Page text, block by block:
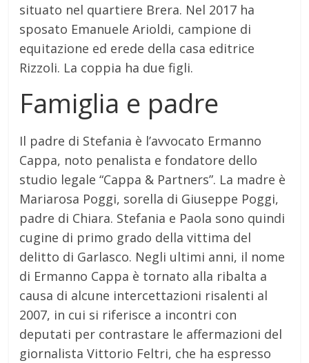
situato nel quartiere Brera. Nel 2017 ha
sposato Emanuele Arioldi, campione di
equitazione ed erede della casa editrice
Rizzoli. La coppia ha due figli.
Famiglia e padre
Il padre di Stefania è l’avvocato Ermanno
Cappa, noto penalista e fondatore dello
studio legale “Cappa & Partners”. La madre è
Mariarosa Poggi, sorella di Giuseppe Poggi,
padre di Chiara. Stefania e Paola sono quindi
cugine di primo grado della vittima del
delitto di Garlasco. Negli ultimi anni, il nome
di Ermanno Cappa è tornato alla ribalta a
causa di alcune intercettazioni risalenti al
2007, in cui si riferisce a incontri con
deputati per contrastare le affermazioni del
giornalista Vittorio Feltri, che ha espresso